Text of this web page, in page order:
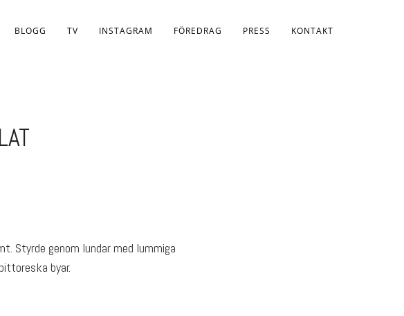
BLOGG TV INSTAGRAM FÖREDRAG PRESS KONTAKT
Styrde genom lundar med lummiga
byar.